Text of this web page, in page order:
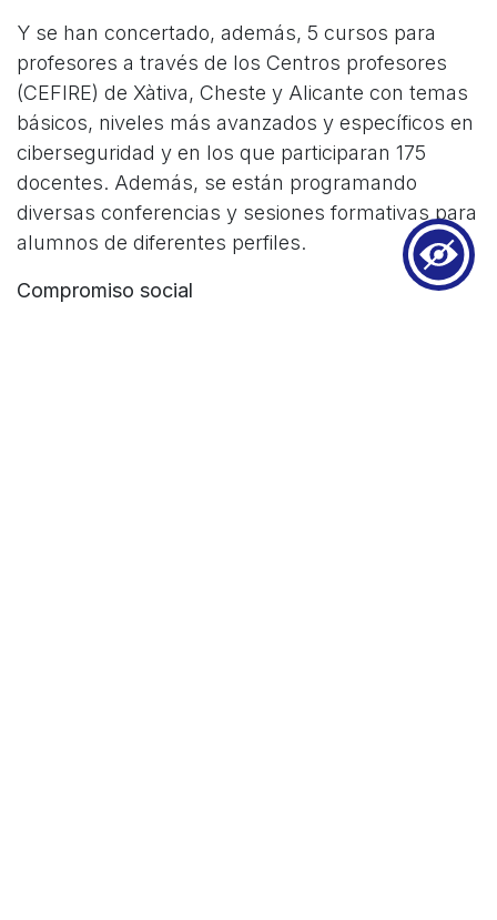
Y se han concertado, además, 5 cursos para
profesores a través de los Centros profesores
(CEFIRE) de Xàtiva, Cheste y Alicante con temas
básicos, niveles más avanzados y específicos en
ciberseguridad y en los que participaran 175
docentes. Además, se están programando
diversas conferencias y sesiones formativas para
alumnos de diferentes perfiles.
Compromiso social